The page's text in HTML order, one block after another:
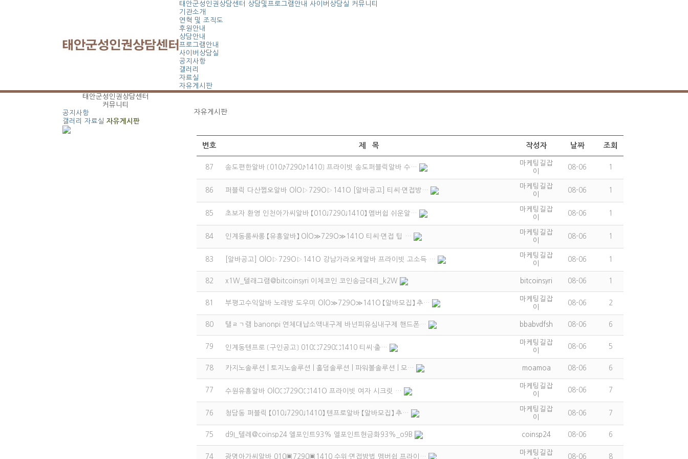
태안군성인권상담센터 상담및프로그램안내 사이버상담실 커뮤니티
기관소개
연혁 및 조직도
후원안내
상담안내
프로그램안내
사이버상담실
공지사항
갤러리
자료실
자유게시판
태안군성인권상담센터
커뮤니티
공지사항
갤러리
자료실 자유게시판
자유게시판
번호 제 목 작성자 날짜 조회
87 송도편한알바 〔010♪7290♪1410〕 프라이빗 송도퍼블릭알바 수…
마케팅길잡
이
08-06 1
86 퍼블릭 다산쩜오알바 OlO▷729O▷141O [알바공고] 티씨·면접방…
마케팅길잡
이
08-06 1
85 초보자 환영 인천아가씨알바 【010♩7290♩1410】 멤버쉽 쉬운알…
마케팅길잡
이
08-06 1
84 인계동룸싸롱 【유흥알바】 OlO≫729O≫141O 티씨·면접 팁 …
마케팅길잡
이
08-06 1
83 [알바공고] OlO▷729O▷141O 강남가라오케알바 프라이빗 고소득 …
마케팅길잡
이
08-06 1
82 x1W_텔래그램@bitcoinsyri 이체코인 코인송금대리_k2W bitcoinsyri 08-06 1
81 부평고수익알바 노래방 도우미 OlO≫729O≫141O 【알바모집】 추…
마케팅길잡
이
08-06 2
80 탤ㄹㄱ램 banonpi 연체대납소액내구제 바넌피유심내구제 핸드폰… bbabvdfsh 08-06 6
79 인계동텐프로 〔구인공고〕 010⛶7290⛶1410 티씨·출…
마케팅길잡
이
08-06 5
78 카지노솔루션 | 토지노솔루션 | 홀덤솔루션 | 파워볼솔루션 | 모… moamoa 08-06 6
77 수원유흥알바 OlO⛶729O⛶141O 프라이빗 여자 시크릿 …
마케팅길잡
이
08-06 7
76 청담동 퍼블릭 【010♩7290♩1410】 텐프로알바 【알바모집】 추…
마케팅길잡
이
08-06 7
75 d9I_텔레@coinsp24 엘포인트93% 엘포인트현금화93%_o9B coinsp24 08-06 6
74 광명아가씨알바 010▣7290▣1410 수위·면접방법 멤버쉽 프라이…
마케팅길잡
08-06 8